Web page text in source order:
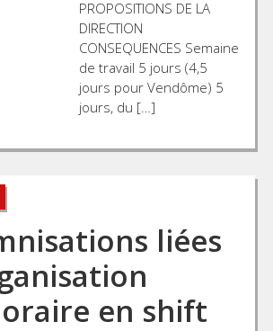
PROPOSITIONS DE LA
DIRECTION
CONSEQUENCES Semaine
de travail 5 jours (4,5
jours pour Vendôme) 5
jours, du […]
liées
en shift